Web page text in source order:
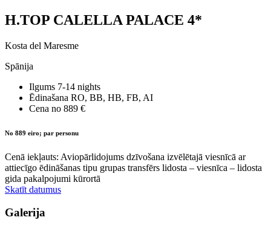
H.TOP CALELLA PALACE 4*
Kosta del Maresme
Spānija
Ilgums 7-14 nights
Ēdinašana RO, BB, HB, FB, AI
Cena no 889 €
No 889 eiro; par personu
Cenā iekļauts: Aviopārlidojums dzīvošana izvēlētajā viesnīcā ar
attiecīgo ēdināšanas tipu grupas transfērs lidosta – viesnīca – lidosta
gida pakalpojumi kūrortā
Skatīt datumus
Galerija